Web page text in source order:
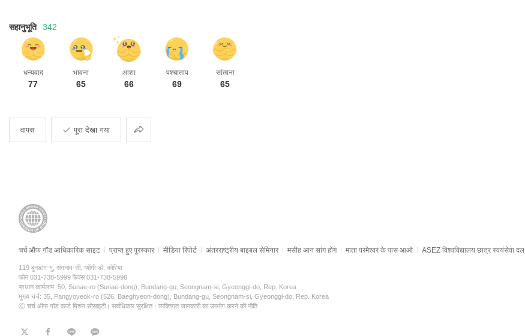
सहानुभूति 342
धन्यवाद
77
भावना
65
आशा
66
पश्चाताप
69
सांत्वना
65
वापस पूरा देखा गया
साझा
करना
चर्च ऑफ गॉड आधिकारिक साइट प्राप्त हुए पुरस्कार मीडिया रिपोर्ट अंतरराष्ट्रीय बाइबल सेमिनार मसीह आन सांग होंग माता परमेश्वर के पास आओ ASEZ विश्वविद्यालय छात्र स्वयंसेवा दल
119 बुनडांग-गु, संगनाम-सी, ग्योंगी-डो, कोरिया
फोन 031-738-5999 फैक्स 031-738-5998
प्रधान कार्यलाय: 50, Sunae-ro (Sunae-dong), Bundang-gu, Seongnam-si, Gyeonggi-do, Rep. Korea
मुख्य चर्च: 35, Pangyoyeok-ro (526, Baeghyeon-dong), Bundang-gu, Seongnam-si, Gyeonggi-do, Rep. Korea
ⓒ चर्च ऑफ गॉड वर्ल्ड मिशन सोसाइटी। सर्वाधिकार सुरक्षित। व्यक्तिगत जानकारी का उपयोग करने की नीति
트 페 라 KaKao